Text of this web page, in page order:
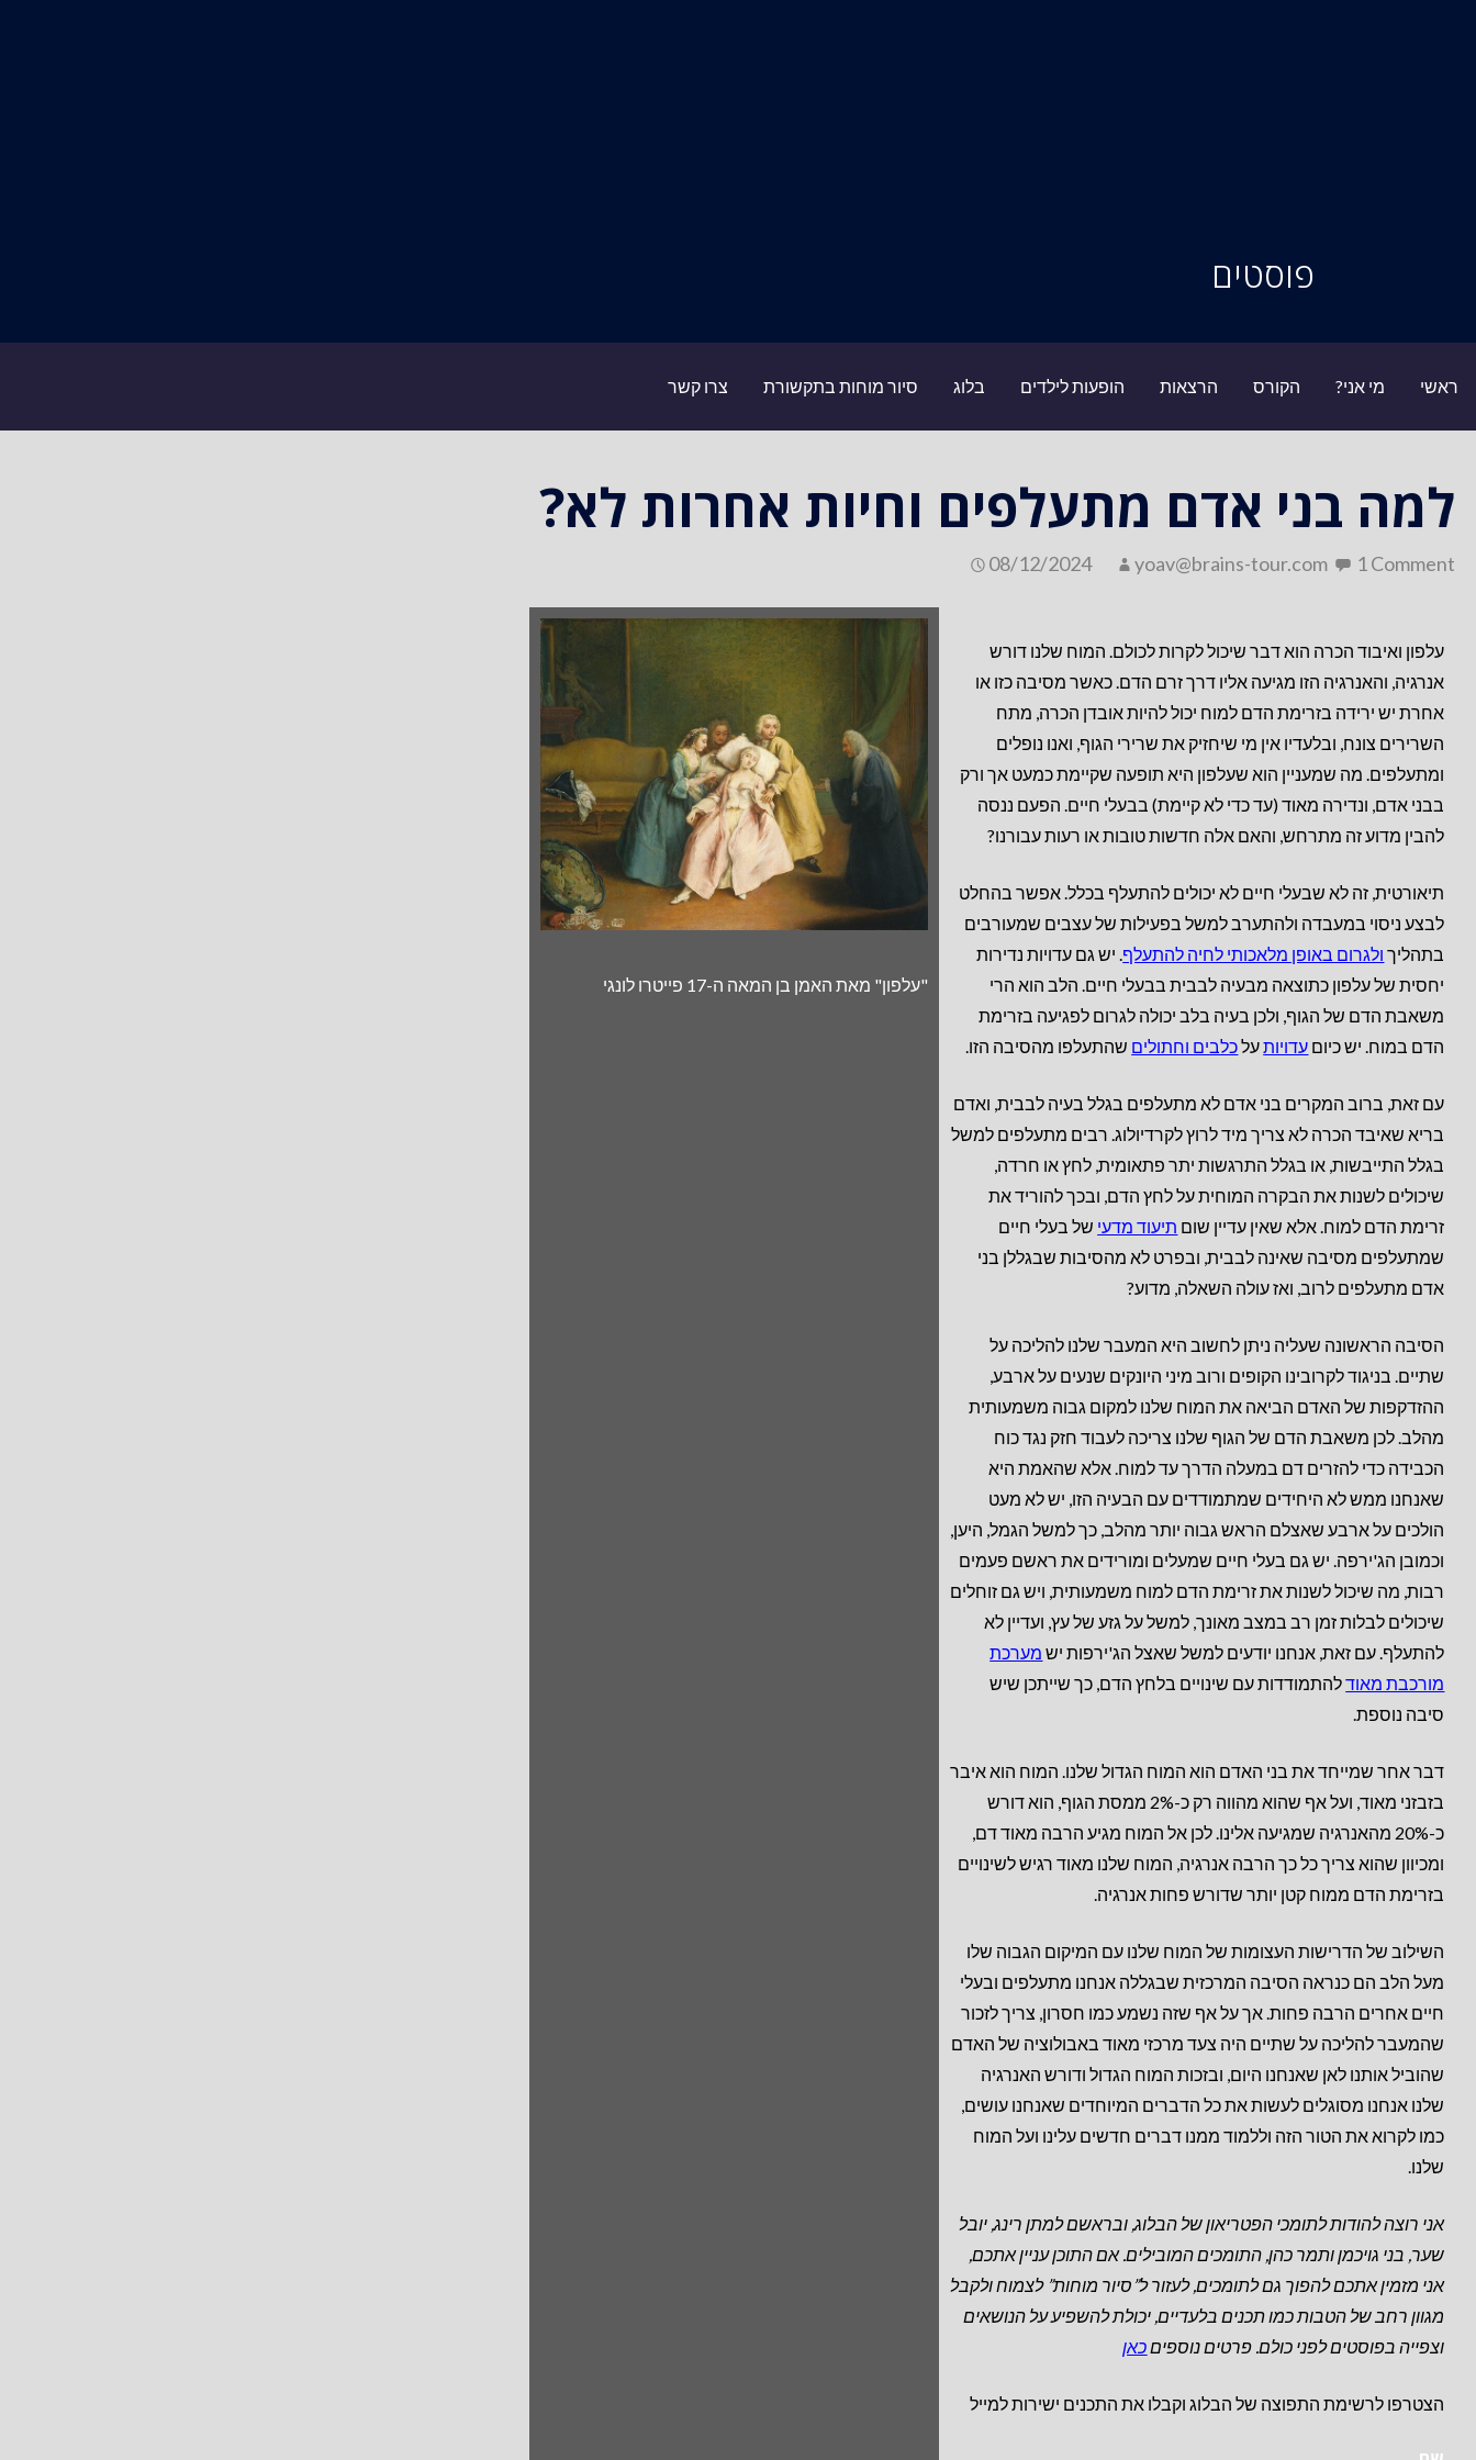
פוסטים
ראשי מי אני? הקורס הרצאות הופעות לילדים בלוג סיור מוחות בתקשורת צרו קשר
למה בני אדם מתעלפים וחיות אחרות לא?
08/12/2024 yoav@brains-tour.com 1 Comment
עלפון ואיבוד הכרה הוא דבר שיכול לקרות לכולם. המוח שלנו דורש
אנרגיה, והאנרגיה הזו מגיעה אליו דרך זרם הדם. כאשר מסיבה כזו או
אחרת יש ירידה בזרימת הדם למוח יכול להיות אובדן הכרה, מתח
השרירים צונח, ובלעדיו אין מי שיחזיק את שרירי הגוף, ואנו נופלים
ומתעלפים. מה שמעניין הוא שעלפון היא תופעה שקיימת כמעט אך ורק
בבני אדם, ונדירה מאוד (עד כדי לא קיימת) בבעלי חיים. הפעם ננסה
להבין מדוע זה מתרחש, והאם אלה חדשות טובות או רעות עבורנו?
תיאורטית, זה לא שבעלי חיים לא יכולים להתעלף בכלל. אפשר בהחלט
לבצע ניסוי במעבדה ולהתערב למשל בפעילות של עצבים שמעורבים
בתהליך ולגרום באופן מלאכותי לחיה להתעלף . יש גם עדויות נדירות
יחסית של עלפון כתוצאה מבעיה לבבית בבעלי חיים. הלב הוא הרי
משאבת הדם של הגוף, ולכן בעיה בלב יכולה לגרום לפגיעה בזרימת
הדם במוח. יש כיום עדויותעלכלבים וחתולים שהתעלפו מהסיבה הזו.
עם זאת, ברוב המקרים בני אדם לא מתעלפים בגלל בעיה לבבית, ואדם
בריא שאיבד הכרה לא צריך מיד לרוץ לקרדיולוג. רבים מתעלפים למשל
בגלל התייבשות, או בגלל התרגשות יתר פתאומית, לחץ או חרדה,
שיכולים לשנות את הבקרה המוחית על לחץ הדם, ובכך להוריד את
זרימת הדם למוח. אלא שאין עדיין שום תיעוד מדעי של בעלי חיים
שמתעלפים מסיבה שאינה לבבית, ובפרט לא מהסיבות שבגללן בני
אדם מתעלפים לרוב, ואז עולה השאלה, מדוע?
הסיבה הראשונה שעליה ניתן לחשוב היא המעבר שלנו להליכה על
שתיים. בניגוד לקרובינו הקופים ורוב מיני היונקים שנעים על ארבע,
ההזדקפות של האדם הביאה את המוח שלנו למקום גבוה משמעותית
מהלב. לכן משאבת הדם של הגוף שלנו צריכה לעבוד חזק נגד כוח
הכבידה כדי להזרים דם במעלה הדרך עד למוח. אלא שהאמת היא
שאנחנו ממש לא היחידים שמתמודדים עם הבעיה הזו, יש לא מעט
הולכים על ארבע שאצלם הראש גבוה יותר מהלב, כך למשל הגמל, היען,
וכמובן הג'ירפה. יש גם בעלי חיים שמעלים ומורידים את ראשם פעמים
רבות, מה שיכול לשנות את זרימת הדם למוח משמעותית, ויש גם זוחלים
שיכולים לבלות זמן רב במצב מאונך, למשל על גזע של עץ, ועדיין לא
להתעלף. עם זאת, אנחנו יודעים למשל שאצל הג'ירפות יש מערכת
מורכבת מאודלהתמודדות עם שינויים בלחץ הדם, כך שייתכן שיש
סיבה נוספת.
דבר אחר שמייחד את בני האדם הוא המוח הגדול שלנו. המוח הוא איבר
בזבזני מאוד, ועל אף שהוא מהווה רק כ-2% ממסת הגוף, הוא דורש
כ-20% מהאנרגיה שמגיעה אלינו. לכן אל המוח מגיע הרבה מאוד דם,
ומכיוון שהוא צריך כל כך הרבה אנרגיה, המוח שלנו מאוד רגיש לשינויים
בזרימת הדם ממוח קטן יותר שדורש פחות אנרגיה.
השילוב של הדרישות העצומות של המוח שלנו עם המיקום הגבוה שלו
מעל הלב הם כנראה הסיבה המרכזית שבגללה אנחנו מתעלפים ובעלי
חיים אחרים הרבה פחות. אך על אף שזה נשמע כמו חסרון, צריך לזכור
שהמעבר להליכה על שתיים היה צעד מרכזי מאוד באבולוציה של האדם
שהוביל אותנו לאן שאנחנו היום, ובזכות המוח הגדול ודורש האנרגיה
שלנו אנחנו מסוגלים לעשות את כל הדברים המיוחדים שאנחנו עושים,
כמו לקרוא את הטור הזה וללמוד ממנו דברים חדשים עלינו ועל המוח
שלנו.
אני רוצה להודות לתומכי הפטריאון של הבלוג, ובראשם למתן רינג, יובל
שער, בני גויכמן ותמר כהן, התומכים המובילים.אם התוכן עניין אתכם,
אני מזמין אתכם להפוך גם לתומכים, לעזור ל”סיור מוחות” לצמוח ולקבל
מגוון רחב של הטבות כמו תכנים בלעדיים, יכולת להשפיע על הנושאים
וצפייה בפוסטים לפני כולם. פרטים נוספים כאן
הצטרפו לרשימת התפוצה של הבלוג וקבלו את התכנים ישירות למייל
"עלפון" מאת האמן בן המאה ה-17 פייטרו לונגי